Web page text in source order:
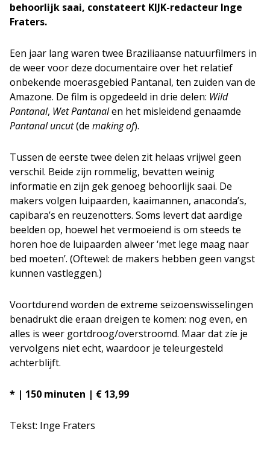
behoorlijk saai, constateert KIJK-redacteur Inge
Fraters.
Een jaar lang waren twee Braziliaanse natuurfilmers in
de weer voor deze documentaire over het relatief
onbekende moerasgebied Pantanal, ten zuiden van de
Amazone. De film is opgedeeld in drie delen: Wild
Pantanal, Wet Pantanalen het misleidend genaamde
Pantanal uncut(de making of).
Tussen de eerste twee delen zit helaas vrijwel geen
verschil. Beide zijn rommelig, bevatten weinig
informatie en zijn gek genoeg behoorlijk saai. De
makers volgen luipaarden, kaaimannen, anaconda’s,
capibara’s en reuzenotters. Soms levert dat aardige
beelden op, hoewel het vermoeiend is om steeds te
horen hoe de luipaarden alweer ‘met lege maag naar
bed moeten’. (Oftewel: de makers hebben geen vangst
kunnen vastleggen.)
Voortdurend worden de extreme seizoenswisselingen
benadrukt die eraan dreigen te komen: nog even, en
alles is weer gortdroog/overstroomd. Maar dat zíe je
vervolgens niet echt, waardoor je teleurgesteld
achterblijft.
* | 150 minuten | € 13,99
Tekst: Inge Fraters